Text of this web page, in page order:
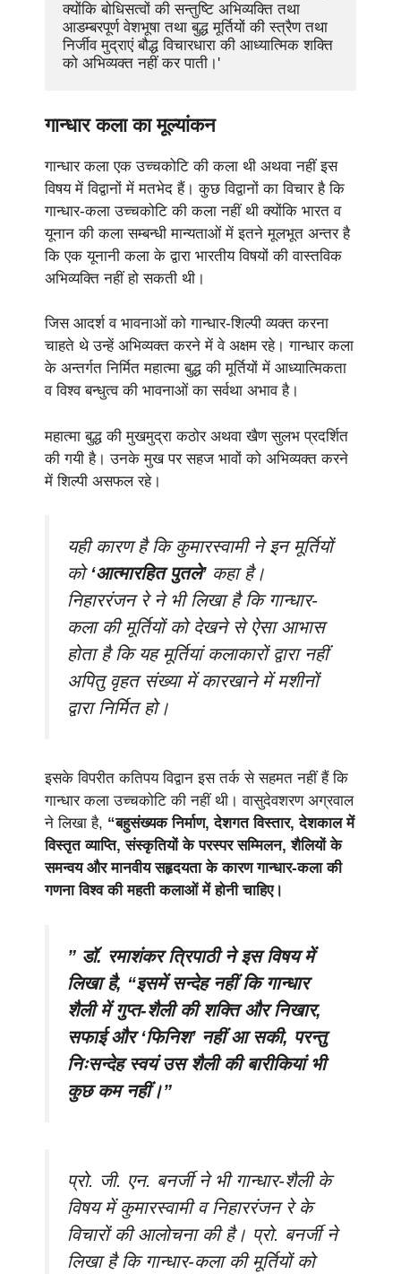
क्योंकि बोधिसत्वों की सन्तुष्टि अभिव्यक्ति तथा
आडम्बरपूर्ण वेशभूषा तथा बुद्ध मूर्तियों की स्त्रैण तथा
निर्जीव मुद्राएं बौद्ध विचारधारा की आध्यात्मिक शक्ति
गान्धार कला का मूल्यांकन
गान्धार कला एक उच्चकोटि की कला थी अथवा नहीं इस
विषय में विद्वानों में मतभेद हैं। कुछ विद्वानों का विचार है कि
गान्धार-कला उच्चकोटि की कला नहीं थी क्योंकि भारत व
यूनान की कला सम्बन्धी मान्यताओं में इतने मूलभूत अन्तर है
कि एक यूनानी कला के द्वारा भारतीय विषयों की वास्तविक
अभिव्यक्ति नहीं हो सकती थी।
जिस आदर्श व भावनाओं को गान्धार-शिल्पी व्यक्त करना
चाहते थे उन्हें अभिव्यक्त करने में वे अक्षम रहे। गान्धार कला
के अन्तर्गत निर्मित महात्मा बुद्ध की मूर्तियों में आध्यात्मिकता
व विश्व बन्धुत्व की भावनाओं का सर्वथा अभाव है।
महात्मा बुद्ध की मुखमुद्रा कठोर अथवा खैण सुलभ प्रदर्शित
की गयी है। उनके मुख पर सहज भावों को अभिव्यक्त करने
में शिल्पी असफल रहे।
यही कारण है कि कुमारस्वामी ने इन मूर्तियों
को ‘आत्मारहित पुतले’ कहा है।
निहाररंजन रे ने भी लिखा है कि गान्धार-
कला की मूर्तियों को देखने से ऐसा आभास
होता है कि यह मूर्तियां कलाकारों द्वारा नहीं
अपितु वृहत संख्या में कारखाने में मशीनों
द्वारा निर्मित हो।
इसके विपरीत कतिपय विद्वान इस तर्क से सहमत नहीं हैं कि
गान्धार कला उच्चकोटि की नहीं थी। वासुदेवशरण अग्रवाल
ने लिखा है, “बहुसंख्यक निर्माण, देशगत विस्तार, देशकाल में
विस्तृत व्याप्ति, संस्कृतियों के परस्पर सम्मिलन, शैलियों के
समन्वय और मानवीय सहृदयता के कारण गान्धार-कला की
गणना विश्व की महती कलाओं में होनी चाहिए।
” डॉ. रमाशंकर त्रिपाठी ने इस विषय में
लिखा है, “इसमें सन्देह नहीं कि गान्धार
शैली में गुप्त-शैली की शक्ति और निखार,
सफाई और ‘फिनिश’ नहीं आ सकी, परन्तु
निःसन्देह स्वयं उस शैली की बारीकियां भी
कुछ कम नहीं।”
प्रो. जी. एन. बनर्जी ने भी गान्धार-शैली के
विषय में कुमारस्वामी व निहाररंजन रे के
विचारों की आलोचना की है। प्रो. बनर्जी ने
लिखा है कि गान्धार-कला की मूर्तियों को